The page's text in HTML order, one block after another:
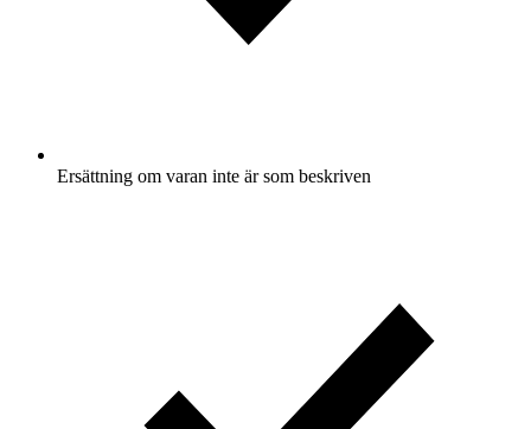
Ersättning om varan inte är som beskriven